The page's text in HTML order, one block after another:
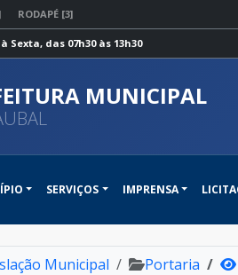
RODAPÉ [3]
Sexta, das 07h30 às 13h30
MUNICIPAL
SERVIÇOS IMPRENSA
Municipal Portaria